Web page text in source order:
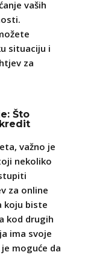
vaših
situaciju i
za
Što
važno je
nekoliko
za online
koju biste
kod drugih
ima svoje
moguće da